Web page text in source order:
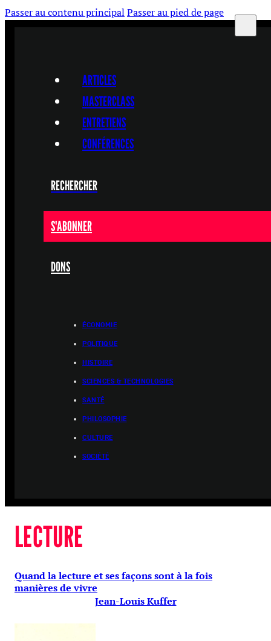
Passer au contenu principal Passer au pied de page
ARTICLES
MASTERCLASS
ENTRETIENS
CONFÉRENCES
RECHERCHER
S'ABONNER
DONS
ÉCONOMIE
POLITIQUE
HISTOIRE
SCIENCES & TECHNOLOGIES
SANTÉ
PHILOSOPHIE
CULTURE
SOCIÉTÉ
LECTURE
Quand la lecture et ses façons sont à la fois
manières de vivre
Jean-Louis Kuffer